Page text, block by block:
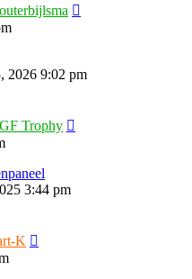
2026 9:02 pm
Trophy
3:44 pm
K